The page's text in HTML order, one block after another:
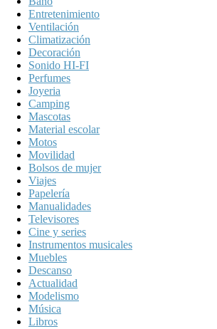
Entretenimiento
Ventilación
Climatización
Decoración
Sonido HI-FI
Perfumes
Joyeria
Camping
Mascotas
Material escolar
Motos
Movilidad
Bolsos de mujer
Viajes
Papelería
Manualidades
Televisores
Cine y series
Instrumentos musicales
Muebles
Descanso
Actualidad
Modelismo
Música
Libros